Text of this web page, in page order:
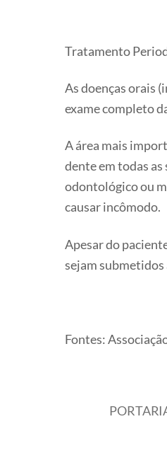
Tratamento
As doenças orais
exame completo
A área mais
dente em todas
odontológico ou
causar incômodo.
Apesar do
sejam
Fontes: